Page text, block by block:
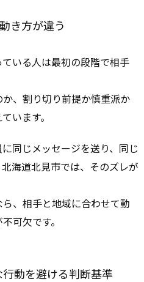
き方が違う
いる人は最初の段階で相手
、割り切り前提か慎重派か
います。
同じメッセージを送り、同じ
海道北見市では、そのズレが
、相手と地域に合わせて動
可欠です。
動を避ける判断基準